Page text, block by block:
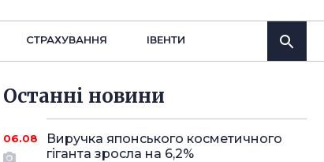
СТРАХУВАННЯ IВЕНТИ
Останнi новини
06.08
Виручка японського косметичного
гіганта зросла на 6,2%